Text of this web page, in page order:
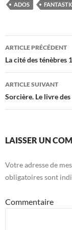
ADOS
Navigation
des
articles
ARTICLE PRÉCÉDENT
La cité des ténèbres
ARTICLE SUIVANT
Sorcière. Le livre
LAISSER UN
Votre adresse de
obligatoires sont
Commentaire